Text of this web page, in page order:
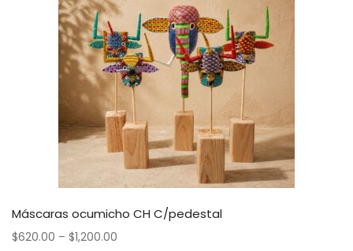
Máscaras ocumicho CH C/pedestal
$620.00 – $1,200.00